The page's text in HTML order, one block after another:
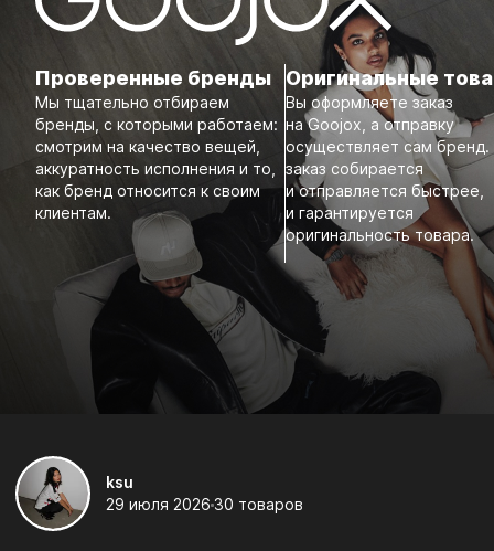
Проверенные бренды
Мы тщательно отбираем
бренды, с которыми работаем:
смотрим на качество вещей,
аккуратность исполнения и то,
как бренд относится к своим
клиентам.
Оригинальные
Вы оформляете заказ
на Goojox, а отправку
осуществляет сам бренд.
заказ собирается
и отправляется быстрее,
и гарантируется
оригинальность товара.
ksu
29 июля 2026 30 товаров